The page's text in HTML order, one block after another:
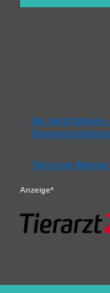
die tierärztinnen
Tierärzte Wetzlar
Anzeige*